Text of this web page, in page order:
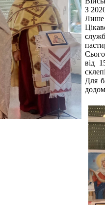
З
Лише
від
Для